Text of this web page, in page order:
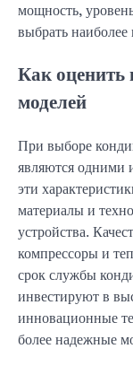
мощность,
выбрать наиболее
Как оценить
моделей
При выборе
являются одними
эти
материалы и
устройства.
компрессоры и
срок службы
инвестируют в
инновационные
более надежные